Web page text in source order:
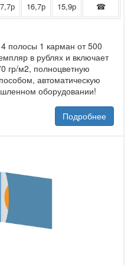
16,7р 15,9р ☎
полосы 1 карман от 500
в рублях и включает
гр/м2, полноцветную
автоматическую
оборудовании!
Подробнее